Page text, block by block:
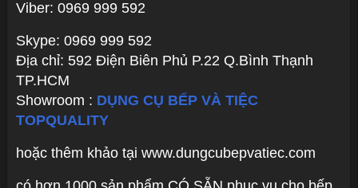
Viber: 0969 999 592
Skype: 0969 999 592
Địa chỉ: 592 Điện Biên Phủ P.22 Q.Bình Thạnh
TP.HCM
Showroom : DỤNG CỤ BẾP VÀ TIỆC
TOPQUALITY
hoặc thêm khảo tại www.dungcubepvatiec.com